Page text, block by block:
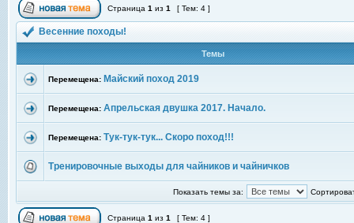
Страница 1 из 1 [ Тем: 4 ]
Весенние походы!
Темы
Перемещена: Майский поход 2019
Перемещена: Апрельская двушка 2017. Начало.
Перемещена: Тук-тук-тук... Скоро поход!!!
Тренировочные выходы для чайников и чайничков
Показать темы за:
Страница 1 из 1 [ Тем: 4 ]